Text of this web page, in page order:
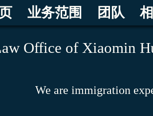
业务范围 团队
Office of Xiaomin
We are immigration